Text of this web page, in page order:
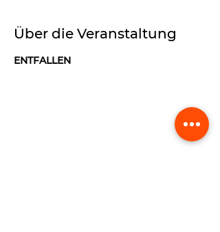
Über die Veranstaltung
ENTFALLEN